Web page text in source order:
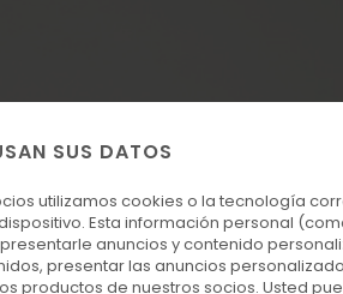
SUS DATOS
utilizamos cookies o la tecnología
Esta información personal
anuncios y contenido
presentar las anuncios
productos de nuestros socios. Usted